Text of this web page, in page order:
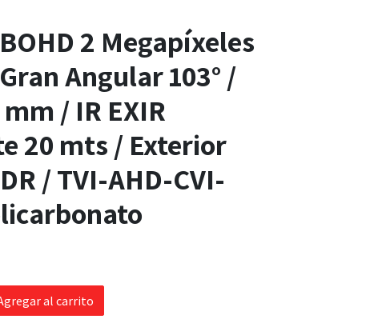
2 Megapíxeles
Angular 103° /
/ IR EXIR
20 mts / Exterior
/ TVI-AHD-CVI-
al carrito